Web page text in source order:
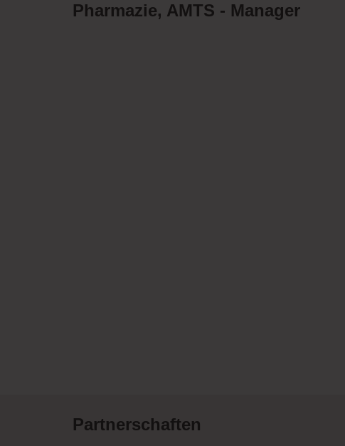
Pharmazie, AMTS - Manager
Partnerschaften